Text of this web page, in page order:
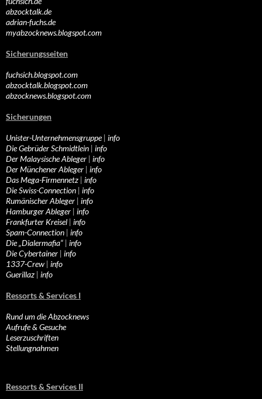
abzocktalk.de
adrian-fuchs.de
myabzocknews.blogspot.com
Sicherungsseiten
fuchsich.blogspot.com
abzocktalk.blogspot.com
abzocknews.blogspot.com
Sicherungen
Unister-Unternehmensgruppe| info
Die Gebrüder Schmidtlein | info
Der Malaysische Ableger | info
Der Münchener Ableger | info
Das Mega-Firmennetz | info
Die Swiss-Connection | info
Rumänischer Ableger | info
Hamburger Ableger | info
Frankfurter Kreisel | info
Spam-Connection | info
Die „Dialermafia“ | info
Die Cybertainer | info
1337-Crew | info
Guerillaz | info
Ressorts & Services I
Rund um die Abzocknews
Aufrufe & Gesuche
Leserzuschriften
Stellungnahmen
Ressorts & Services II